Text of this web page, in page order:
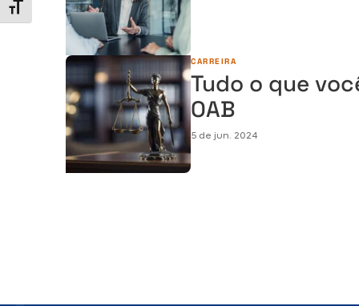
Alternar tamanho da fonte
CARREIRA
Tudo o que
OAB
5 de jun. 2024